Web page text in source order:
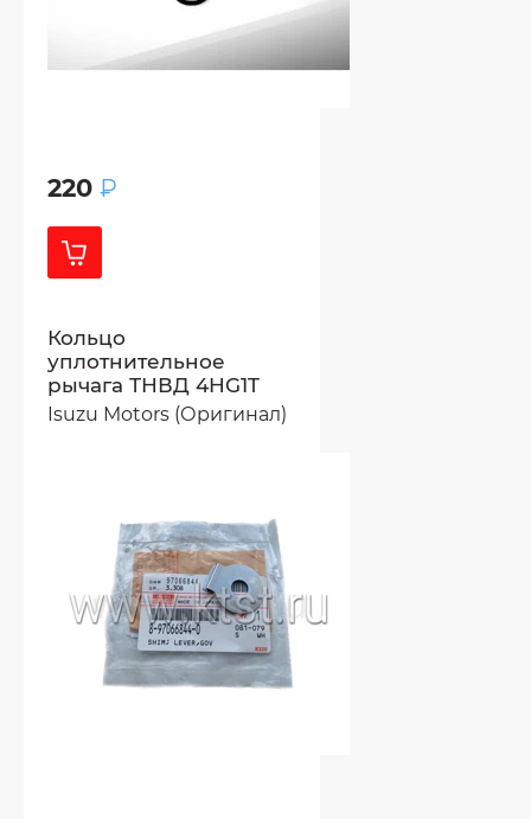
220 ₽
Кольцо
уплотнительное
рычага ТНВД 4HG1T
Isuzu Motors (Оригинал)